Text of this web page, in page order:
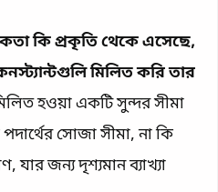
কি প্রকৃতি থেকে এসেছে,
মিলিত করি তার
হওয়া একটি সুন্দর সীমা
সোজা সীমা, না কি
যার জন্য দৃশ্যমান ব্যাখ্যা